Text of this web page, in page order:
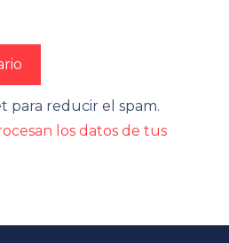
para reducir el spam.
los datos de tus